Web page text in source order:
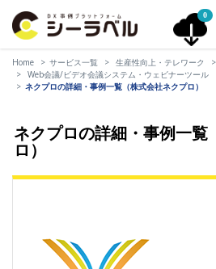
0
Home サービス一覧 生産性向上・テレワーク
Web会議/ビデオ会議システム・ウェビナーツール
ネクプロの詳細・事例一覧（株式会社ネクプロ）
ネクプロの詳細・事例一覧
ロ）